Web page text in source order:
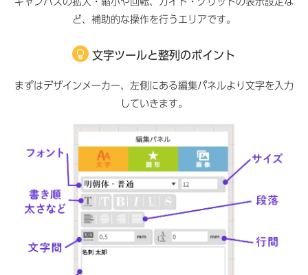
ど、補助的な操作を行うエリアです。
文字ツールと整列のポイント
まずはデザインメーカー、左側にある編集パネルより文字を入力
していきます。